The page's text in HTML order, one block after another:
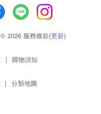
2026 服務條款(更新)
| 購物須知
| 分類地圖